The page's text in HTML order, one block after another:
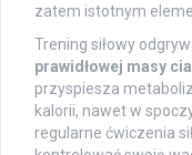
zatem istotnym
Trening siłowy
prawidłowej masy
przyspiesza
kalorii, nawet w
regularne ćwiczenia